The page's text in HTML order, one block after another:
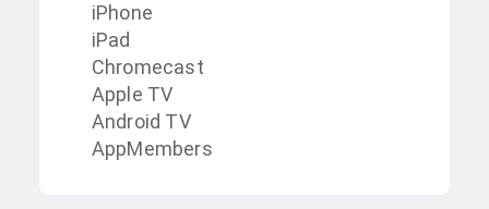
iPhone
iPad
Chromecast
Apple TV
Android TV
AppMembers